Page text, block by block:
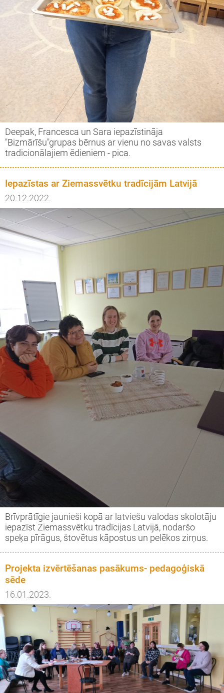
Deepak, Francesca un Sara iepazīstināja
"Bizmārīšu"grupas bērnus ar vienu no savas valsts
tradicionālajiem ēdieniem - pica.
Iepazīstas ar Ziemassvētku tradīcijām Latvijā
20.12.2022.
Brīvprātīgie jaunieši kopā ar latviešu valodas skolotāju
iepazīst Ziemassvētku tradīcijas Latvijā, nodaršo
speķa pīrāgus, štovētus kāpostus un pelēkos zirņus.
Projekta izvērtēšanas pasākums- pedagoģiskā
sēde
16.01.2023.